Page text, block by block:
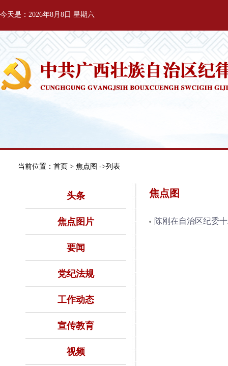
今天是：2026年8月8日 星期六
当前位置： 首页 > 焦点图 ->列表
头条
焦点图片
要闻
党纪法规
工作动态
宣传教育
视频
焦点图
陈刚在自治区纪委